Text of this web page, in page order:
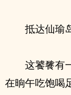
抵达仙瑜
这饕餮有
在晌午吃饱喝